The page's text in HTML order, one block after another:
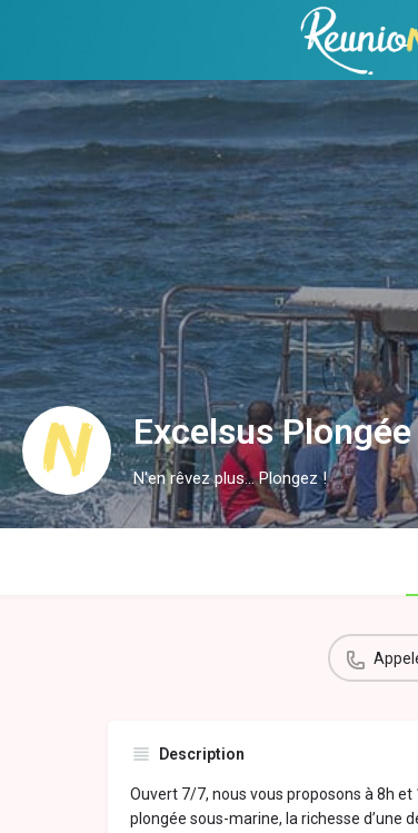
Excelsus Plongée
N'en rêvez plus... Plongez !
Description
Ouvert 7/7, nous vous proposons à 8h
plongée sous-marine, la richesse d’une